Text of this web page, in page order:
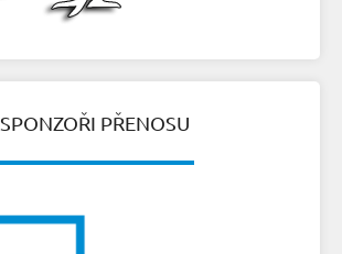
SPONZOŘI PŘENOSU